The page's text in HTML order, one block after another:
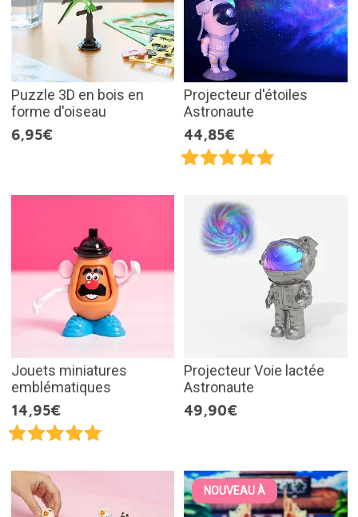
Puzzle 3D en bois en
forme d'oiseau
6,95€
Projecteur d'étoiles
Astronaute
44,85€
Jouets miniatures
emblématiques
14,95€
Projecteur Voie lactée
Astronaute
49,90€
NOUVEAU À